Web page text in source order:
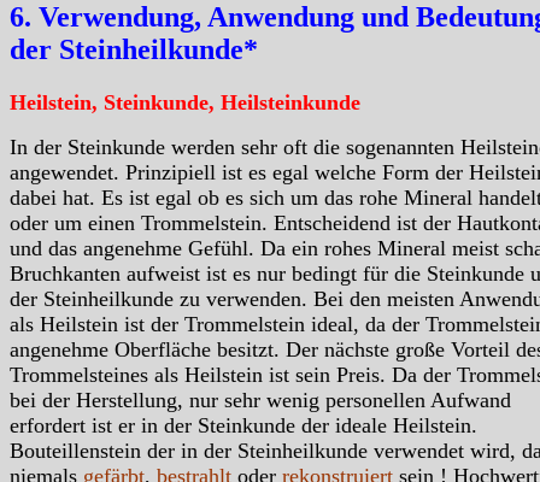
6. Verwendung, Anwendung und
der Steinheilkunde*
Heilstein, Steinkunde, Heilsteinkunde
In der Steinkunde werden sehr oft die sogenannten
angewendet. Prinzipiell ist es egal welche Form der
dabei hat. Es ist egal ob es sich um das rohe Mineral
oder um einen Trommelstein. Entscheidend ist der
und das angenehme Gefühl. Da ein rohes Mineral meist
Bruchkanten aufweist ist es nur bedingt für die Steinkunde
der Steinheilkunde zu verwenden. Bei den meisten
als Heilstein ist der Trommelstein ideal, da der
angenehme Oberfläche besitzt. Der nächste große Vorteil
Trommelsteines als Heilstein ist sein Preis. Da der
bei der Herstellung, nur sehr wenig personellen Aufwand
erfordert ist er in der Steinkunde der ideale Heilstein.
Bouteillenstein der in der Steinheilkunde verwendet wird,
niemals gefärbt, bestrahlt oder rekonstruiert sein !